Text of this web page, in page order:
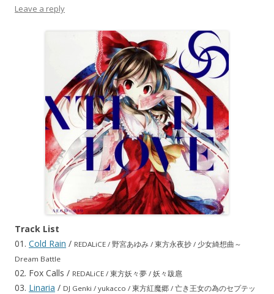
Leave a reply
Track List
01. Cold Rain / REDALiCE / 野宮あゆみ / 東方永夜抄 / 少女綺想曲～
Dream Battle
02. Fox Calls / REDALiCE / 東方妖々夢 / 妖々跋扈
03. Linaria / DJ Genki / yukacco / 東方紅魔郷 / 亡き王女の為のセプテッ